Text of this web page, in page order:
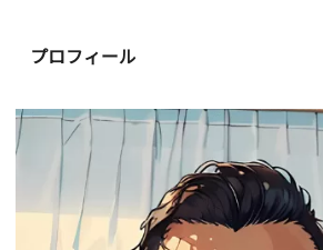
プロフィール